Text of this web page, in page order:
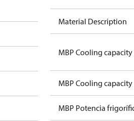
Material Description
MBP Cooling
MBP Cooling
MBP Potencia